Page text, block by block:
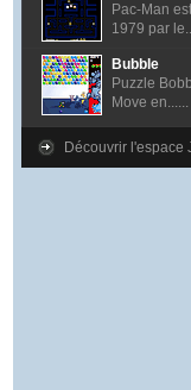
Pac-Man
1979 par
Bubble
Puzzle
Move en......
Découvrir l'espace